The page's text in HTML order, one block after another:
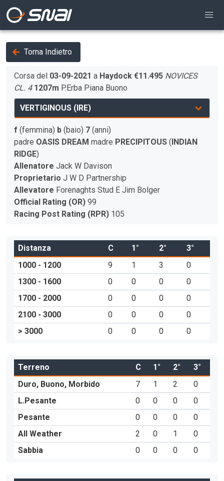
Torna Indietro
Corsa del 03-09-2021 a Haydock €11.495 NOVICES
CL. 4 1207m P.Erba Piana Buono
f (femmina) b (baio) 7 (anni)
padre OASIS DREAM madre PRECIPITOUS (INDIAN
RIDGE)
Allenatore Jack W Davison
Proprietario J W D Partnership
Allevatore Forenaghts Stud E Jim Bolger
Official Rating (OR) 99
Racing Post Rating (RPR) 105
Distanza C 1° 2°
3°
1000 - 1200
9 1 3
0
1300 - 1600
0 0 0
0
1700 - 2000
0 0 0
0
2100 - 3000
0 0 0
0
> 3000
0 0 0 0
Terreno C 1° 2°
3°
Duro, Buono, Morbido
7 1 2
0
L.Pesante
0 0 0
0
Pesante
0 0 0
0
All Weather
2 0 1
0
Sabbia
0 0 0 0